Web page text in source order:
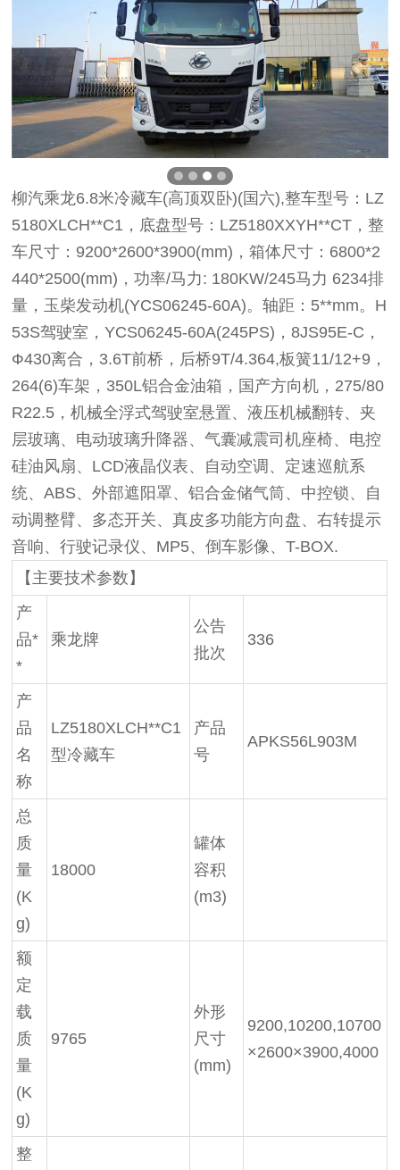
柳汽乘龙6.8米冷藏车(高顶双卧)(国六),整车型号：LZ
5180XLCH**C1，底盘型号：LZ5180XXYH**CT，整
车尺寸：9200*2600*3900(mm)，箱体尺寸：6800*2
440*2500(mm)，功率/马力: 180KW/245马力 6234排
量，玉柴发动机(YCS06245-60A)。轴距：5**mm。H
53S驾驶室，YCS06245-60A(245PS)，8JS95E-C，
Ф430离合，3.6T前桥，后桥9T/4.364,板簧11/12+9，
264(6)车架，350L铝合金油箱，国产方向机，275/80
R22.5，机械全浮式驾驶室悬置、液压机械翻转、夹
层玻璃、电动玻璃升降器、气囊减震司机座椅、电控
硅油风扇、LCD液晶仪表、自动空调、定速巡航系
统、ABS、外部遮阳罩、铝合金储气筒、中控锁、自
动调整臂、多态开关、真皮多功能方向盘、右转提示
音响、行驶记录仪、MP5、倒车影像、T-BOX.
【主要技术参数】
产
品*
*
乘龙牌
公告
批次
336
产
品
名
称
LZ5180XLCH**C1
型冷藏车
产品
号
APKS56L903M
总
质
量
(K
g)
18000
罐体
容积
(m3)
额
定
载
质
量
(K
g)
9765
外形
尺寸
(mm)
9200,10200,10700
×2600×3900,4000
整